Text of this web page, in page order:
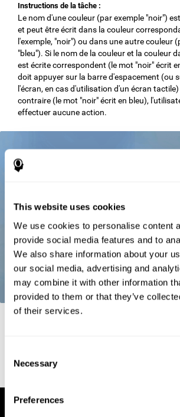
This website uses cookies
We use cookies to personalise content
provide social media features and to
We also share information about your
our social media, advertising and
may combine it with other information
provided to them or that they’ve
of their services.
Selection
Necessary
Preferences
Instructions de la tâche :
Le nom d'une couleur (par exemple "noir")
et peut être écrit dans la couleur
l'exemple, "noir") ou dans une autre couleur
"bleu"). Si le nom de la couleur et la couleur
est écrite correspondent (le mot "noir" écrit
doit appuyer sur la barre d'espacement (ou
l'écran, en cas d'utilisation d'un écran
contraire (le mot "noir" écrit en bleu),
effectuer aucune action.
Références